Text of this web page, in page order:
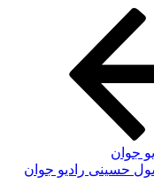
جوان
حسینی رادیو جوان